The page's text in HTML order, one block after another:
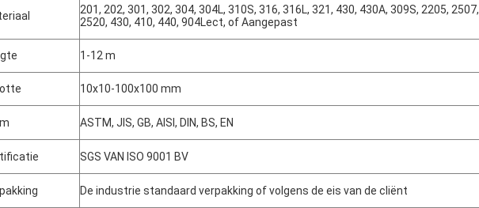
201, 202, 301, 302, 304, 304L, 310S, 316, 316L, 321, 430, 430A, 309S, 2205, 2507,
2520, 430, 410, 440, 904Lect, of Aangepast
1-12 m
10x10-100x100 mm
ASTM, JIS, GB, AISI, DIN, BS, EN
SGS VAN ISO 9001 BV
De industrie standaard verpakking of volgens de eis van de cliënt